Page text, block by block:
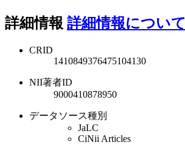
詳細情報 詳細情報について
CRID
1410849376475104130
NII著者ID
9000410878950
データソース種別
JaLC
CiNii Articles